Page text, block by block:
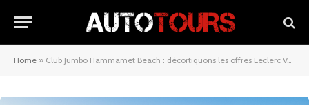
Home » Club Jumbo Hammamet Beach : décortiquons les offres Leclerc Voyages, Promovacances et tour-opérateurs